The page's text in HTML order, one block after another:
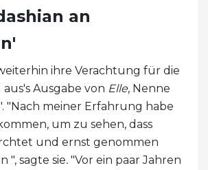
an
ihre Verachtung für die
aus's Ausgabe von Elle, Nenne
"Nach meiner Erfahrung habe
um zu sehen, dass
und ernst genommen
", sagte sie. "Vor ein paar Jahren